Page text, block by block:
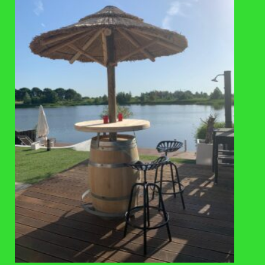
Wij gebruiken RVS schroeven. Zoals bijna alle houtsoorten
reageert hardhout namelijk op contact met ijzer. Dit kan
sterk verkleuring veroorzaken, wat eruit kan zien als
Bij gereedschap (bits en boortjes) vooraf metaalsplinters
verwijderen.
Contact met gazonmest en cement vermijden (deze
bevatten ijzersporen).
De plantenbak is niet geschikt om aangevuld te
verplaatsen.
BEPLANTINGSADVIES:
Vul de bak met ca. 10 cm hydrokorrels.
Plaats hierover een waterdoorlatend anti-worteldoek.